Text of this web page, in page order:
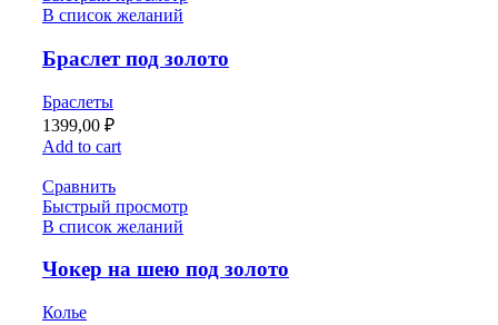
В список желаний
Браслет под золото
Браслеты
1399,00 ₽
Add to cart
Сравнить
Быстрый просмотр
В список желаний
Чокер на шею под золото
Колье